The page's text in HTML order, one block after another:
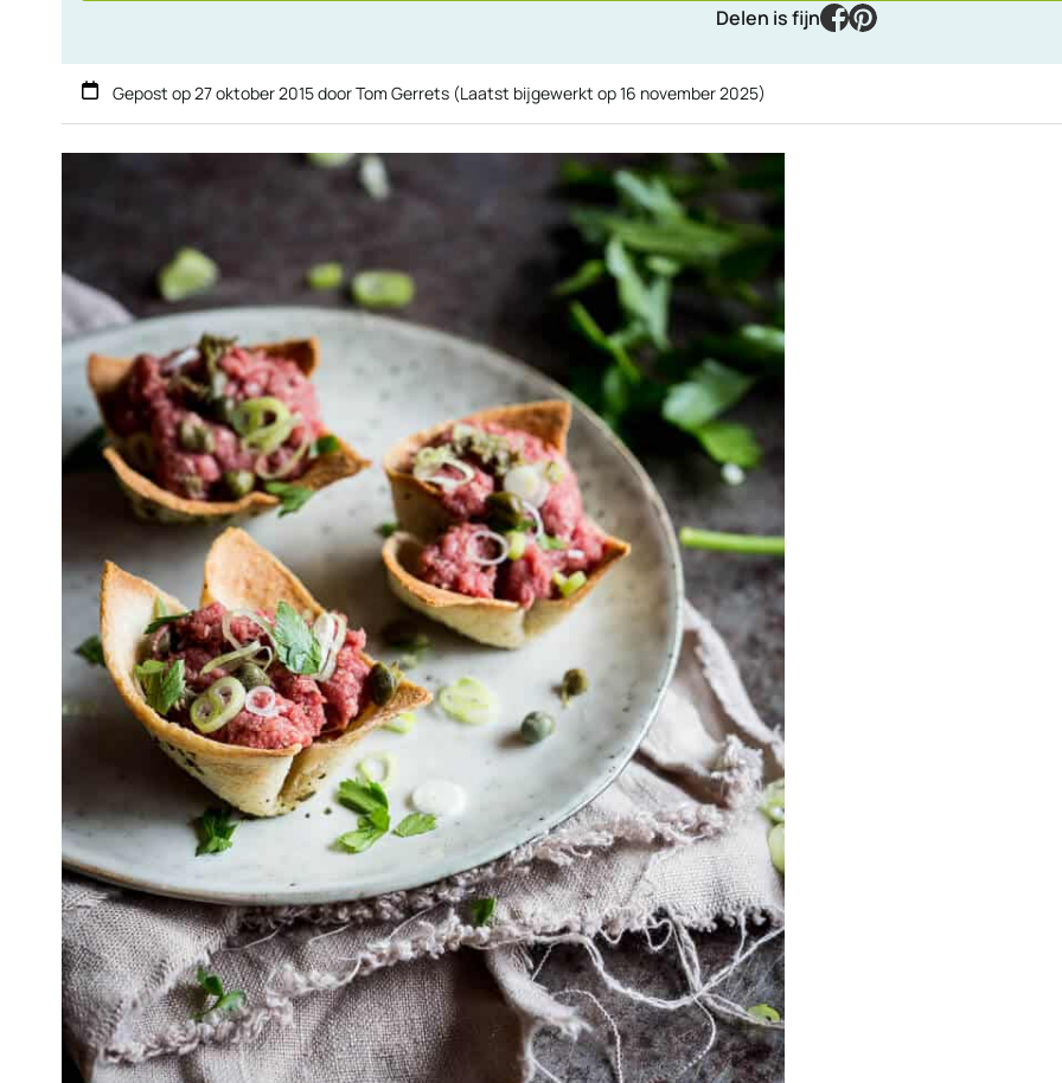
Delen is fijn
facebook
pinterest
Gepost op27 oktober 2015doorTom Gerrets (Laatst bijgewerkt op16 november 2025)